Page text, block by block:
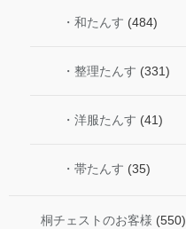
・和たんす (484)
・整理たんす (331)
・洋服たんす (41)
・帯たんす (35)
桐チェストのお客様 (550)